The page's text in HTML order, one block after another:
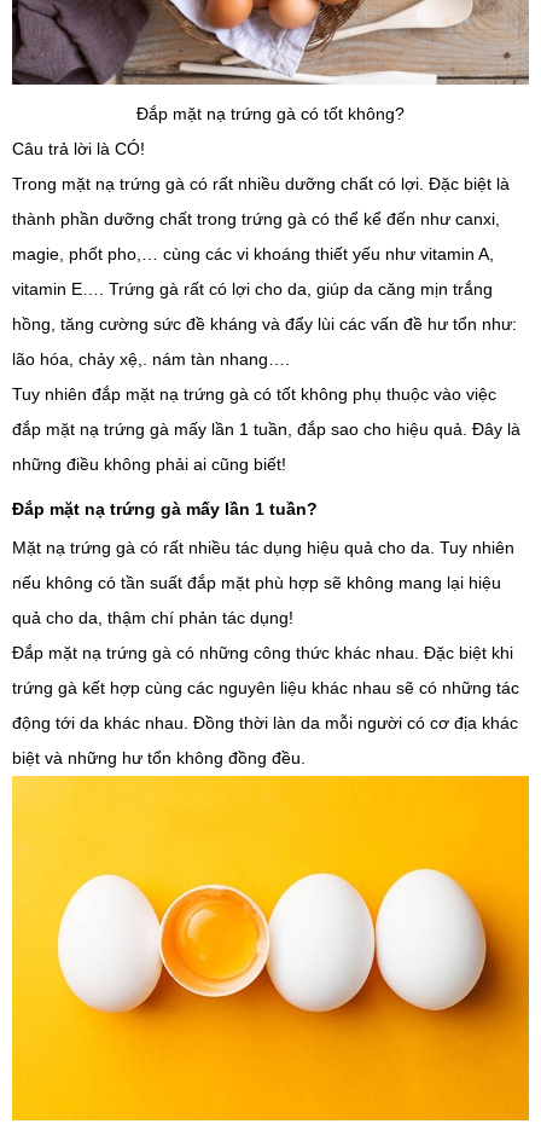
Đắp mặt nạ trứng gà có tốt không?
Câu trả lời là CÓ!
Trong mặt nạ trứng gà có rất nhiều dưỡng chất có lợi. Đặc biệt là
thành phần dưỡng chất trong trứng gà có thể kể đến như canxi,
magie, phốt pho,… cùng các vi khoáng thiết yếu như vitamin A,
vitamin E…. Trứng gà rất có lợi cho da, giúp da căng mịn trắng
hồng, tăng cường sức đề kháng và đẩy lùi các vấn đề hư tổn như:
lão hóa, chảy xệ,. nám tàn nhang….
Tuy nhiên đắp mặt nạ trứng gà có tốt không phụ thuộc vào việc
đắp mặt nạ trứng gà mấy lần 1 tuần, đắp sao cho hiệu quả. Đây là
những điều không phải ai cũng biết!
Đắp mặt nạ trứng gà mấy lần 1 tuần?
Mặt nạ trứng gà có rất nhiều tác dụng hiệu quả cho da. Tuy nhiên
nếu không có tần suất đắp mặt phù hợp sẽ không mang lại hiệu
quả cho da, thậm chí phản tác dụng!
Đắp mặt nạ trứng gà có những công thức khác nhau. Đặc biệt khi
trứng gà kết hợp cùng các nguyên liệu khác nhau sẽ có những tác
động tới da khác nhau. Đồng thời làn da mỗi người có cơ địa khác
biệt và những hư tổn không đồng đều.